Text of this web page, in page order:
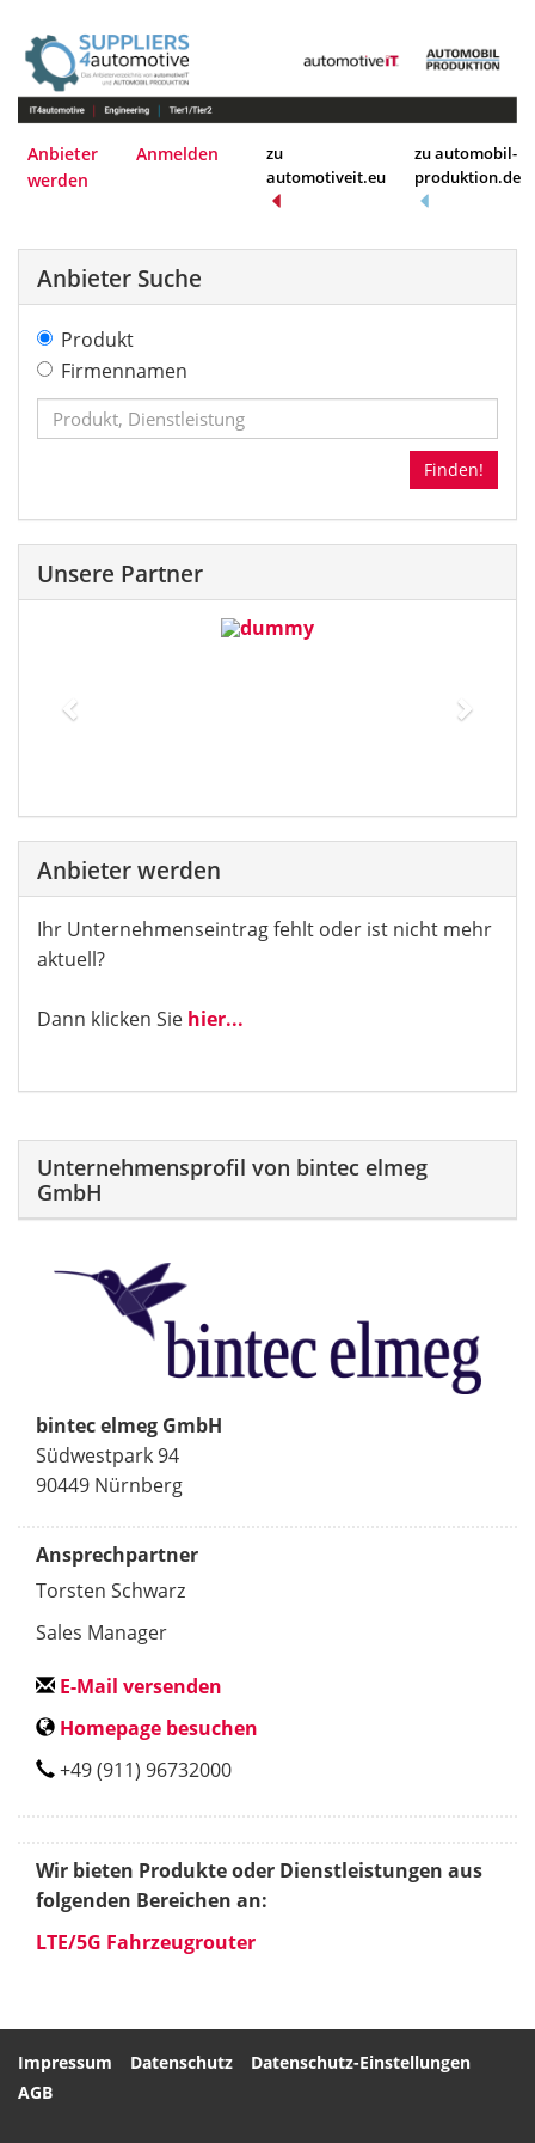
Anbieter
werden
Anmelden
zu
automotiveit.eu
zu automobil-
produktion.de
Anbieter werden
Ihr Unternehmenseintrag fehlt oder ist nicht mehr
aktuell?
Dann klicken Sie hier...
Unsere Partner
Anbieter Suche
Produkt
Firmennamen
Finden!
Unternehmensprofil von bintec elmeg
GmbH
bintec elmeg GmbH
Südwestpark 94
90449 Nürnberg
Ansprechpartner
Torsten Schwarz
Sales Manager
E-Mail versenden
Homepage besuchen
+49 (911) 96732000
Wir bieten Produkte oder Dienstleistungen aus
folgenden Bereichen an:
LTE/5G Fahrzeugrouter
Impressum Datenschutz
Datenschutz-Einstellungen
AGB